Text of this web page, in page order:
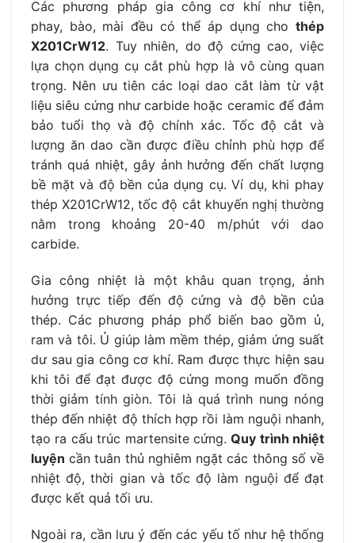
Các phương pháp gia công cơ khí như tiện,
phay, bào, mài đều có thể áp dụng cho thép
X201CrW12. Tuy nhiên, do độ cứng cao, việc
lựa chọn dụng cụ cắt phù hợp là vô cùng quan
trọng. Nên ưu tiên các loại dao cắt làm từ vật
liệu siêu cứng như carbide hoặc ceramic để đảm
bảo tuổi thọ và độ chính xác. Tốc độ cắt và
lượng ăn dao cần được điều chỉnh phù hợp để
tránh quá nhiệt, gây ảnh hưởng đến chất lượng
bề mặt và độ bền của dụng cụ. Ví dụ, khi phay
thép X201CrW12, tốc độ cắt khuyến nghị thường
nằm trong khoảng 20-40 m/phút với dao
carbide.
Gia công nhiệt là một khâu quan trọng, ảnh
hưởng trực tiếp đến độ cứng và độ bền của
thép. Các phương pháp phổ biến bao gồm ủ,
ram và tôi. Ủ giúp làm mềm thép, giảm ứng suất
dư sau gia công cơ khí. Ram được thực hiện sau
khi tôi để đạt được độ cứng mong muốn đồng
thời giảm tính giòn. Tôi là quá trình nung nóng
thép đến nhiệt độ thích hợp rồi làm nguội nhanh,
tạo ra cấu trúc martensite cứng.Quy trình nhiệt
luyện cần tuân thủ nghiêm ngặt các thông số về
nhiệt độ, thời gian và tốc độ làm nguội để đạt
được kết quả tối ưu.
Ngoài ra, cần lưu ý đến các yếu tố như hệ thống